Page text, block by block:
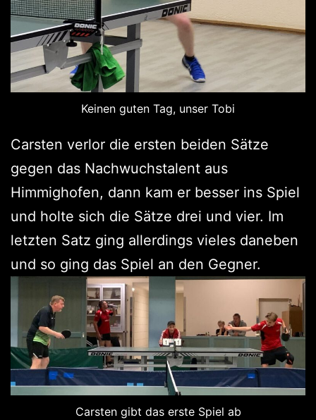
Keinen guten Tag, unser Tobi
Carsten verlor die ersten beiden Sätze
gegen das Nachwuchstalent aus
Himmighofen, dann kam er besser ins Spiel
und holte sich die Sätze drei und vier. Im
letzten Satz ging allerdings vieles daneben
und so ging das Spiel an den Gegner.
Carsten gibt das erste Spiel ab